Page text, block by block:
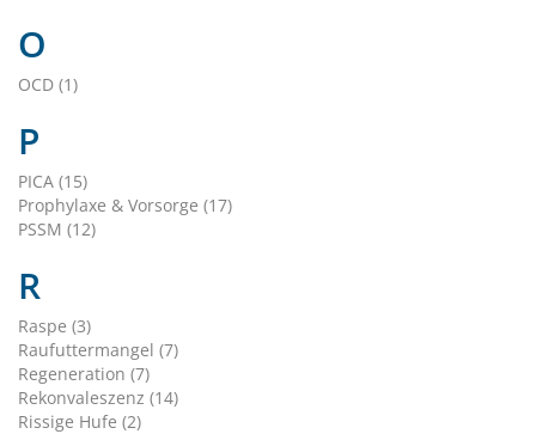
O
OCD (1)
P
PICA (15)
Prophylaxe & Vorsorge (17)
PSSM (12)
R
Raspe (3)
Raufuttermangel (7)
Regeneration (7)
Rekonvaleszenz (14)
Rissige Hufe (2)